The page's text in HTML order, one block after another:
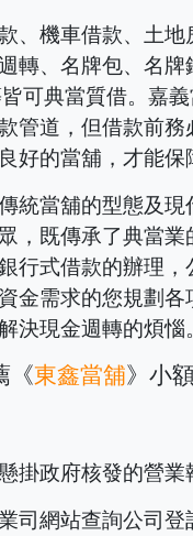
、機車借款、土
轉、名牌包、名
可典當質借。嘉
管道，但借款前務
好的當舖，才能保
統當舖的型態及現
，既傳承了典當
行式借款的辦理
金需求的您規劃
決現金週轉的煩惱。
《東鑫當舖》小
掛政府核發的營業
司網站查詢公司登